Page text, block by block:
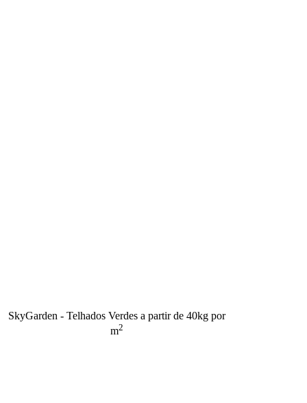
SkyGarden - Telhados Verdes a partir de 40kg por
m2